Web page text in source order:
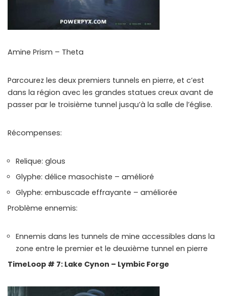
Amine Prism – Theta
Parcourez les deux premiers tunnels en pierre, et c’est
dans la région avec les grandes statues creux avant de
passer par le troisième tunnel jusqu’à la salle de l’église.
Récompenses:
Relique: glous
Glyphe: délice masochiste – amélioré
Glyphe: embuscade effrayante – améliorée
Problème ennemis:
Ennemis dans les tunnels de mine accessibles dans la
zone entre le premier et le deuxième tunnel en pierre
TimeLoop # 7: Lake Cynon – Lymbic Forge